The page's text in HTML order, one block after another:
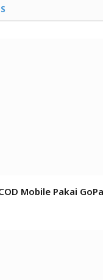
Mobile Pakai